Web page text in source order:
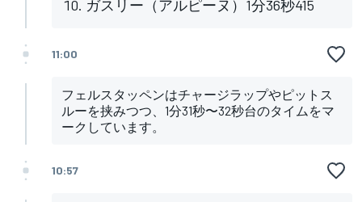
ガスリー（アルピーヌ）1分36秒415
11:00
フェルスタッペンはチャージラップやピットス
ルーを挟みつつ、1分31秒〜32秒台のタイムをマ
ークしています。
10:57